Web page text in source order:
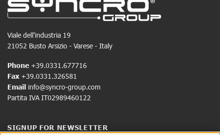
Viale dell'industria 19
21052 Busto Arsizio - Varese - Italy
Phone +39.0331.677716
Fax+39.0331.326581
Email info@syncro-group.com
Partita IVA IT02989460122
SIGNUP FOR NEWSLETTER